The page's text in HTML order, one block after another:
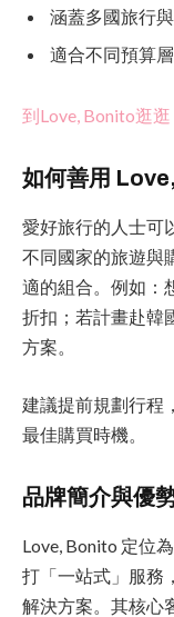
涵蓋多國旅行
適合不同預算
到Love, Bonito逛
如何善用
愛好旅行的人士可
不同國家的旅遊與
適的組合。例如：
折扣；若計畫赴韓
方案。
建議提前規劃行程
最佳購買時機。
品牌簡介與優
Love, Bonito 定位
打「一站式」服務
解決方案。其核心